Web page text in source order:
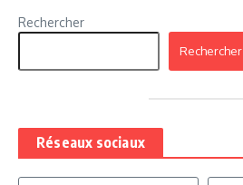
Rechercher
Rechercher
Réseaux sociaux